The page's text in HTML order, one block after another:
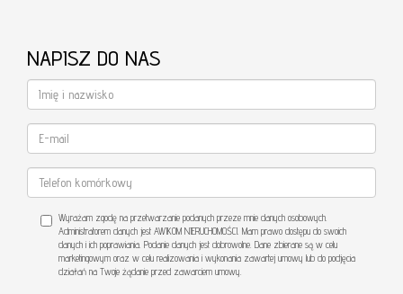
NAPISZ DO NAS
Wyrażam zgodę na przetwarzanie podanych przeze mnie danych osobowych.
Administratorem danych jest AWIKOM NIERUCHOMOŚCI. Mam prawo dostępu do swoich
danych i ich poprawiania. Podanie danych jest dobrowolne. Dane zbierane są w celu
marketingowym oraz w celu realizowania i wykonania zawartej umowy lub do podjęcia
działań na Twoje żądanie przed zawarciem umowy.